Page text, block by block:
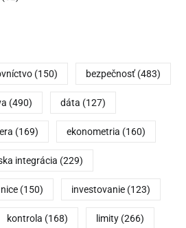
(150) bezpečnosť (483)
(490) dáta (127)
(169) ekonometria (160)
integrácia (229)
(150) investovanie (123)
kontrola (168) limity (266)